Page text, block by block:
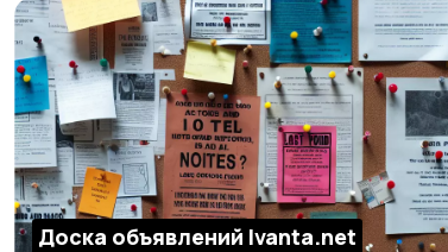
Доска объявлений Ivanta.net